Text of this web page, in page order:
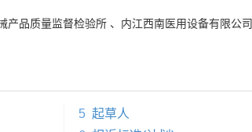
产品质量监督检验所 、 内江西南医用设备有限公司
5 起草人